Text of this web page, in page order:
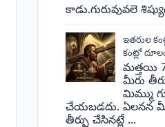
కాడు.గురువువలె
ఇతరుల
కంట్లో
మత్తయి
మీరు
మిమ్ము
చేయబడదు. ఏలనన
తీర్పు చేసినట్లే ...